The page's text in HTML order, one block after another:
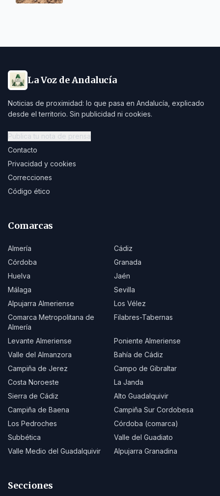
La Voz de Andalucía
Noticias de proximidad: lo que pasa en Andalucía, explicado
desde el territorio. Sin publicidad ni cookies.
Publica tu nota de prensa
Contacto
Privacidad y cookies
Correcciones
Código ético
Comarcas
Almería
Cádiz
Córdoba
Granada
Huelva
Jaén
Málaga
Sevilla
Alpujarra Almeriense
Los Vélez
Comarca Metropolitana de
Almería
Filabres-Tabernas
Levante Almeriense
Poniente Almeriense
Valle del Almanzora
Bahía de Cádiz
Campiña de Jerez
Campo de Gibraltar
Costa Noroeste
La Janda
Sierra de Cádiz
Alto Guadalquivir
Campiña de Baena
Campiña Sur Cordobesa
Los Pedroches
Córdoba (comarca)
Subbética
Valle del Guadiato
Valle Medio del Guadalquivir
Alpujarra Granadina
Secciones